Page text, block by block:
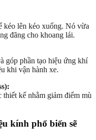
kéo lên kéo xuống. Nó vừa
đãng cho khoang lái.
góp phần tạo hiệu ứng khí
khi vận hành xe.
kế nhằm giảm điểm mù
kính phổ biến sẽ